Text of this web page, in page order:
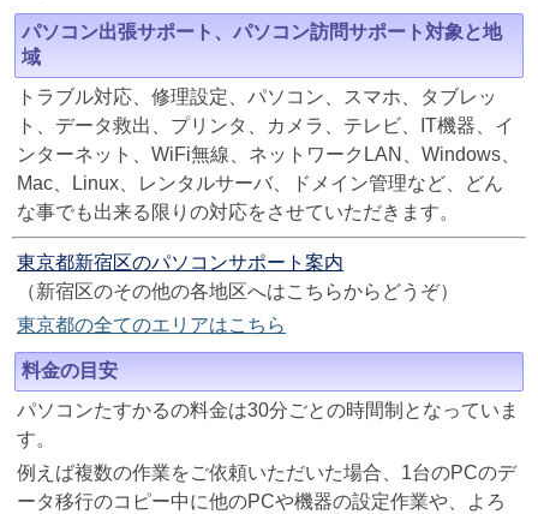
パソコン出張サポート、パソコン訪問サポート対象と地
域
トラブル対応、修理設定、パソコン、スマホ、タブレッ
ト、データ救出、プリンタ、カメラ、テレビ、IT機器、イ
ンターネット、WiFi無線、ネットワークLAN、Windows、
Mac、Linux、レンタルサーバ、ドメイン管理など、どん
な事でも出来る限りの対応をさせていただきます。
東京都新宿区のパソコンサポート案内
（新宿区のその他の各地区へはこちらからどうぞ）
東京都の全てのエリアはこちら
料金の目安
パソコンたすかるの料金は30分ごとの時間制となっていま
す。
例えば複数の作業をご依頼いただいた場合、1台のPCのデ
ータ移行のコピー中に他のPCや機器の設定作業や、よろ